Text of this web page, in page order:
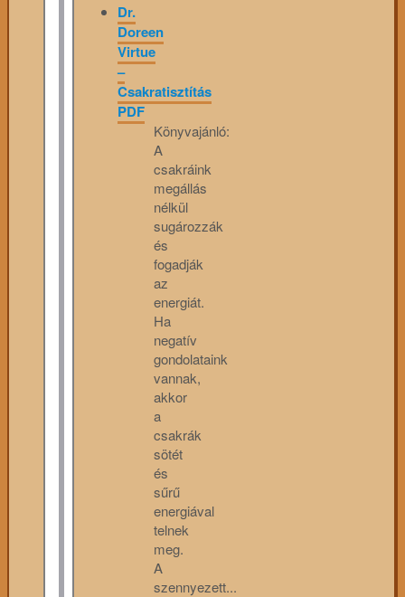
Dr.
Doreen
Virtue
–
Csakratisztítás
PDF
Könyvajánló:
A
csakráink
megállás
nélkül
sugározzák
és
fogadják
az
energiát.
Ha
negatív
gondolataink
vannak,
akkor
a
csakrák
sötét
és
sűrű
energiával
telnek
meg.
A
szennyezett...